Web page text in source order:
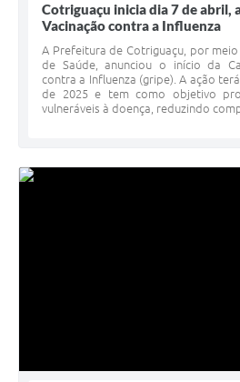
Cotriguaçu inicia dia 7 de abril,
Vacinação contra a Influenza
A Prefeitura de Cotriguaçu, por meio
de Saúde, anunciou o início da
contra a Influenza (gripe). A ação
de 2025 e tem como objetivo
vulneráveis à doença, reduzindo